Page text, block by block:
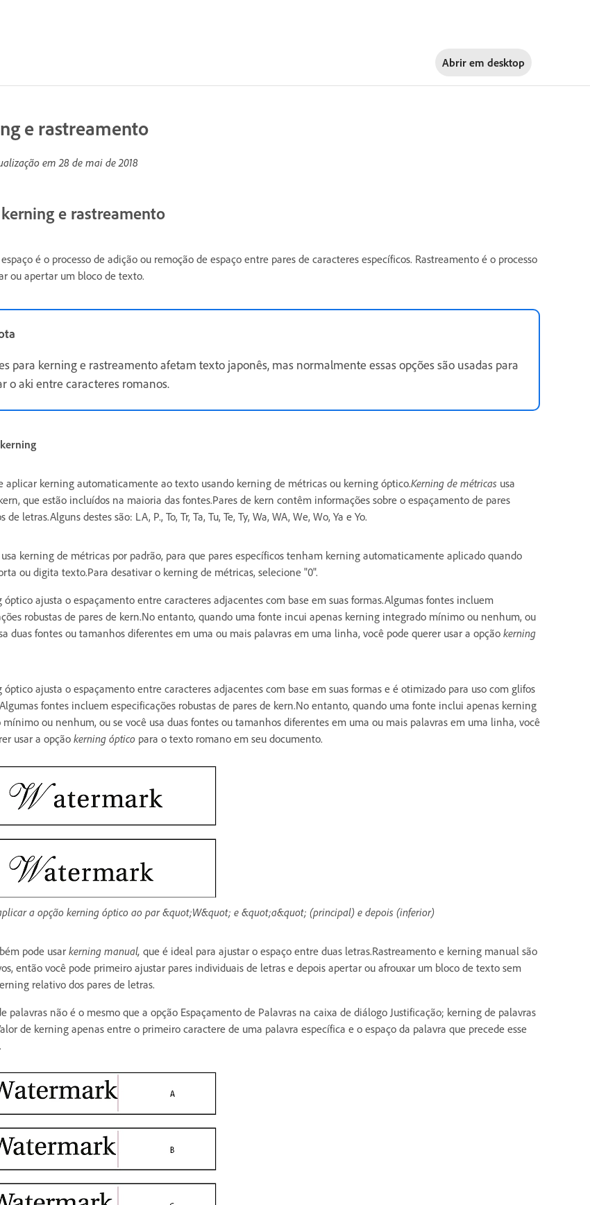
Abrir em desktop
e rastreamento
em28 de mai de 2018
e rastreamento
é o processo de adição ou remoção de espaço entre pares de caracteres específicos. Rastreamento é o processo
ou apertar um bloco de texto.
para kerning e rastreamento afetam texto japonês, mas normalmente essas opções são usadas para
o aki entre caracteres romanos.
aplicar kerning automaticamente ao texto usando kerning de métricas ou kerning óptico.Kerning de métricas usa
que estão incluídos na maioria das fontes.Pares de kern contêm informações sobre o espaçamento de pares
de letras.Alguns destes são: LA, P., To, Tr, Ta, Tu, Te, Ty, Wa, WA, We, Wo, Ya e Yo.
kerning de métricas por padrão, para que pares específicos tenham kerning automaticamente aplicado quando
ou digita texto.Para desativar o kerning de métricas, selecione "0".
óptico ajusta o espaçamento entre caracteres adjacentes com base em suas formas.Algumas fontes incluem
robustas de pares de kern.No entanto, quando uma fonte incui apenas kerning integrado mínimo ou nenhum, ou
duas fontes ou tamanhos diferentes em uma ou mais palavras em uma linha, você pode querer usar a opção kerning
óptico ajusta o espaçamento entre caracteres adjacentes com base em suas formas e é otimizado para uso com glifos
fontes incluem especificações robustas de pares de kern.No entanto, quando uma fonte inclui apenas kerning
ou nenhum, ou se você usa duas fontes ou tamanhos diferentes em uma ou mais palavras em uma linha, você
usar a opção kerning óptico para o texto romano em seu documento.
a opção kerning óptico ao par &quot;W&quot; e &quot;a&quot; (principal) e depois (inferior)
pode usarkerning manual, que é ideal para ajustar o espaço entre duas letras.Rastreamento e kerning manual são
então você pode primeiro ajustar pares individuais de letras e depois apertar ou afrouxar um bloco de texto sem
relativo dos pares de letras.
palavras não é o mesmo que a opção Espaçamento de Palavras na caixa de diálogo Justificação; kerning de palavras
de kerning apenas entre o primeiro caractere de uma palavra específica e o espaço da palavra que precede esse